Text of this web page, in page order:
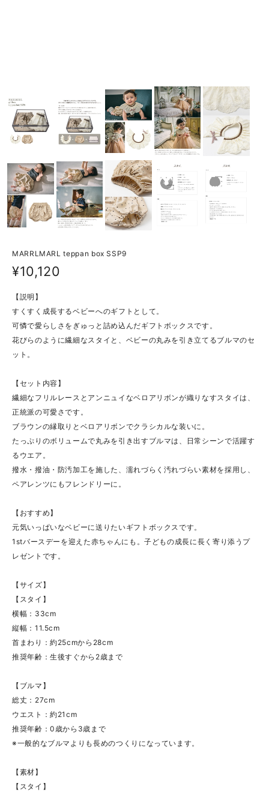
MARRLMARL teppan box SSP9
¥10,120
【説明】
すくすく成長するベビーへのギフトとして。
可憐で愛らしさをぎゅっと詰め込んだギフトボックスです。
花びらのように繊細なスタイと、ベビーの丸みを引き立てるブルマのセ
ット。
【セット内容】
繊細なフリルレースとアンニュイなベロアリボンが織りなすスタイは、
正統派の可愛さです。
ブラウンの縁取りとベロアリボンでクラシカルな装いに。
たっぷりのボリュームで丸みを引き出すブルマは、日常シーンで活躍す
るウエア。
撥水・撥油・防汚加工を施した、濡れづらく汚れづらい素材を採用し、
ペアレンツにもフレンドリーに。
【おすすめ】
元気いっぱいなベビーに送りたいギフトボックスです。
1stバースデーを迎えた赤ちゃんにも。子どもの成長に長く寄り添うプ
レゼントです。
【サイズ】
【スタイ】
横幅：33cm
縦幅：11.5cm
首まわり：約25cmから28cm
推奨年齢：生後すぐから2歳まで
【ブルマ】
総丈：27cm
ウエスト：約21cm
推奨年齢：0歳から3歳まで
※一般的なブルマよりも長めのつくりになっています。
【素材】
【スタイ】